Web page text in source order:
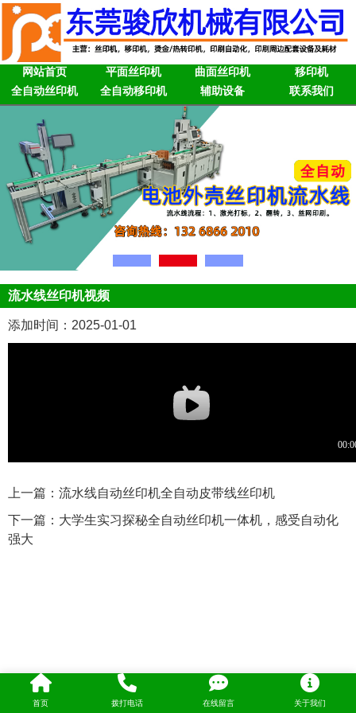
网站首页 平面丝印机 曲面丝印机
移印机
全自动丝印机
全自动移印机 辅助设备 联系我们
流水线丝印机视频
添加时间：2025-01-01
上一篇： 流水线自动丝印机全自动皮带线丝印机
下一篇： 大学生实习探秘全自动丝印机一体机，感受自动化
强大
首页 拨打电话 在线留言 关于我们